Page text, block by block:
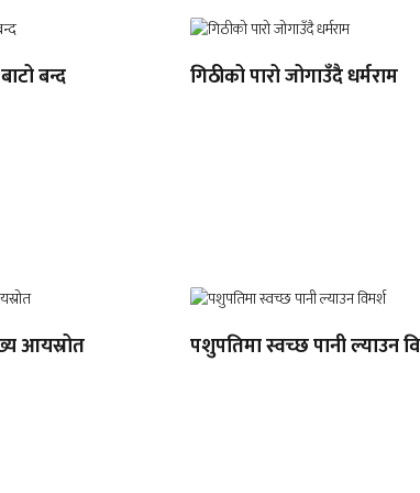
बन्द गिठीको पारो जोगाउँदै धर्मराम
आयस्रोत पशुपतिमा स्वच्छ पानी ल्याउन